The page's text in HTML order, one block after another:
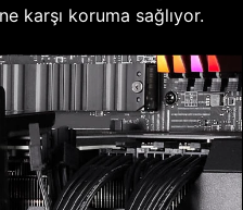
karşı koruma sağlıyor.